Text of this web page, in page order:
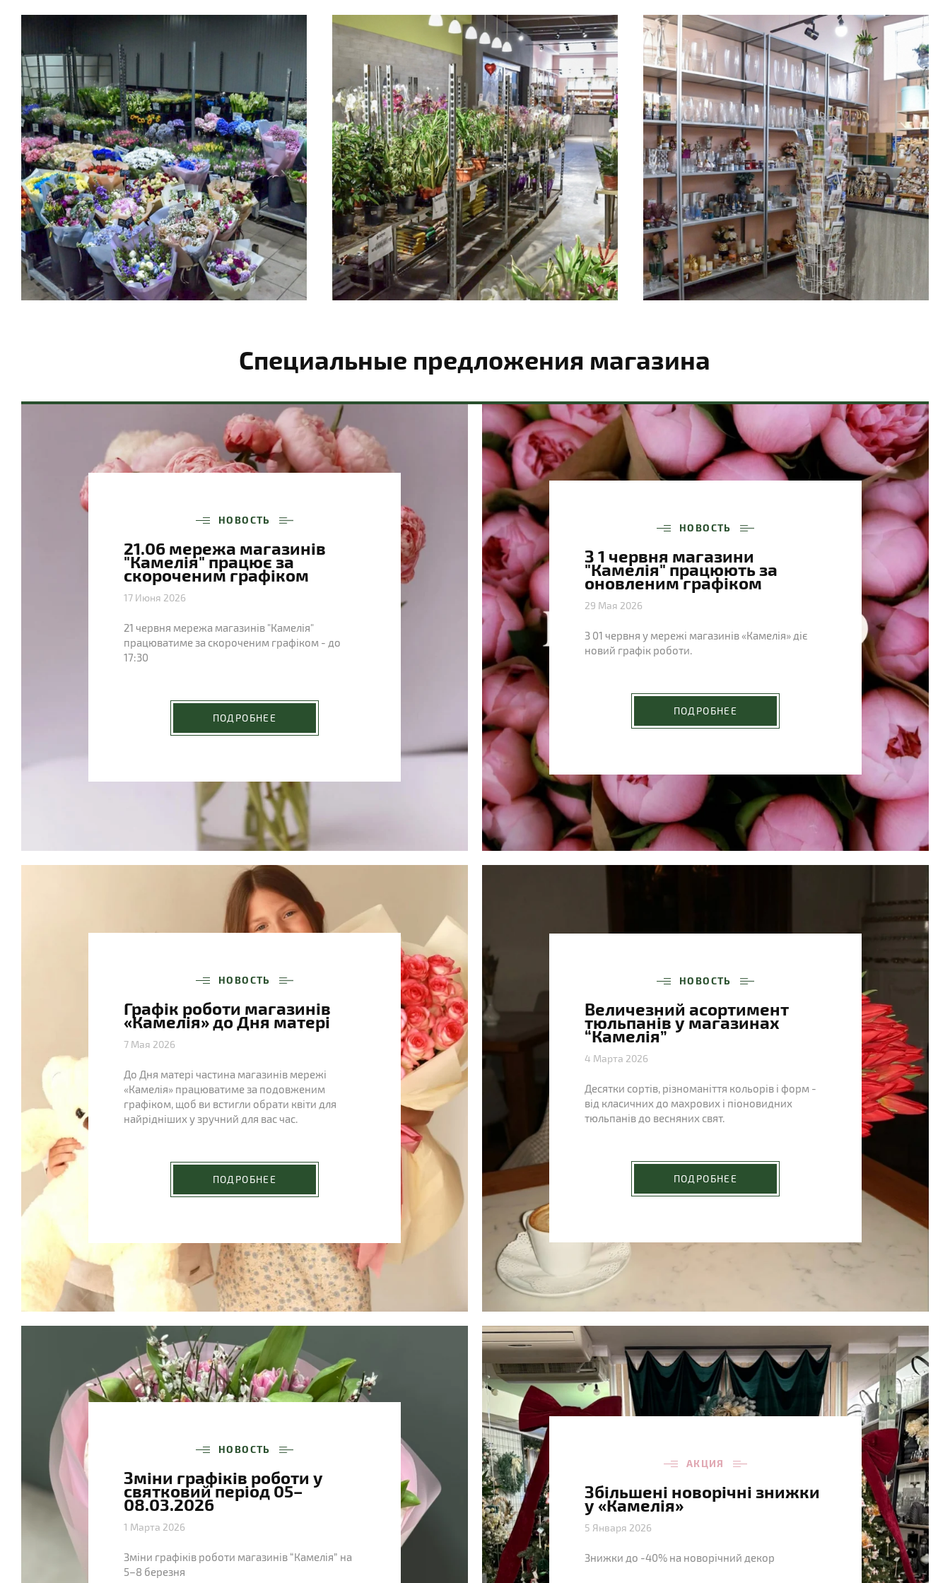
Специальные предложения магазина
НОВОСТЬ
21.06 мережа магазинів
"Камелія" працює за
скороченим графіком
17 Июня 2026
21 червня мережа магазинів "Камелія"
працюватиме за скороченим графіком - до
17:30
ПОДРОБНЕЕ
НОВОСТЬ
З 1 червня магазини
"Камелія" працюють за
оновленим графіком
29 Мая 2026
З 01 червня у мережі магазинів «Камелія» діє
новий графік роботи.
ПОДРОБНЕЕ
НОВОСТЬ
Графік роботи магазинів
«Камелія» до Дня матері
7 Мая 2026
До Дня матері частина магазинів мережі
«Камелія» працюватиме за подовженим
графіком, щоб ви встигли обрати квіти для
найрідніших у зручний для вас час.
ПОДРОБНЕЕ
НОВОСТЬ
Величезний асортимент
тюльпанів у магазинах
“Камелія”
4 Марта 2026
Десятки сортів, різноманіття кольорів і форм -
від класичних до махрових і піоновидних
тюльпанів до весняних свят.
ПОДРОБНЕЕ
НОВОСТЬ
Зміни графіків роботи у
святковий період 05–
08.03.2026
1 Марта 2026
Зміни графіків роботи магазинів “Камелія” на
5–8 березня
АКЦИЯ
Збільшені новорічні знижки
у «Камелія»
5 Января 2026
Знижки до -40% на новорічний декор